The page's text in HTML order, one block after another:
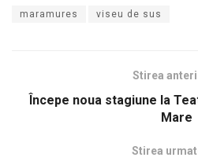
maramures viseu de sus
Stirea
Începe noua stagiune la
Mare
Stirea